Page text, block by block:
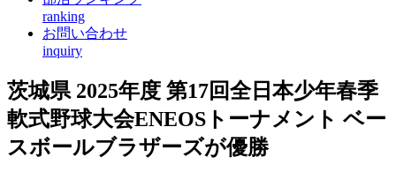
ranking
お問い合わせ
inquiry
茨城県 2025年度 第17回全日本少年春季
軟式野球大会ENEOSトーナメント ベー
スボールブラザーズが優勝